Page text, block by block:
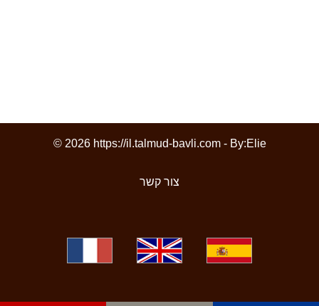
© 2026 https://il.talmud-bavli.com - By:Elie
צור קשר